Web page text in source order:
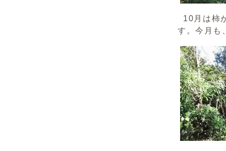
10月は柿
す。今月も